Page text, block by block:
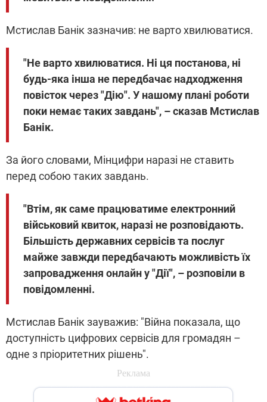
Мстислав Банік зазначив: не варто хвилюватися.
"Не варто хвилюватися. Ні ця постанова, ні
будь-яка інша не передбачає надходження
повісток через "Дію". У нашому плані роботи
поки немає таких завдань", – сказав Мстислав
Банік.
За його словами, Мінцифри наразі не ставить
перед собою таких завдань.
"Втім, як саме працюватиме електронний
військовий квиток, наразі не розповідають.
Більшість державних сервісів та послуг
майже завжди передбачають можливість їх
запровадження онлайн у "Дії", – розповіли в
повідомленні.
Мстислав Банік зауважив: "Війна показала, що
доступність цифрових сервісів для громадян –
одне з пріоритетних рішень".